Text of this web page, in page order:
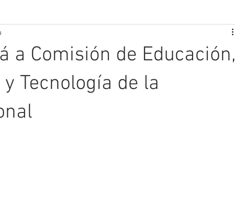
a Comisión de Educación,
Tecnología de la